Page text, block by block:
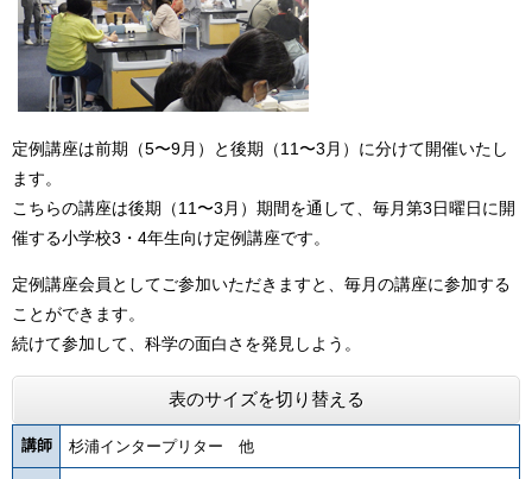
定例講座は前期（5〜9月）と後期（11〜3月）に分けて開催いたし
ます。
こちらの講座は後期（11〜3月）期間を通して、毎月第3日曜日に開
催する小学校3・4年生向け定例講座です。
定例講座会員としてご参加いただきますと、毎月の講座に参加する
ことができます。
続けて参加して、科学の面白さを発見しよう。
表のサイズを切り替える
講師 杉浦インタープリター 他